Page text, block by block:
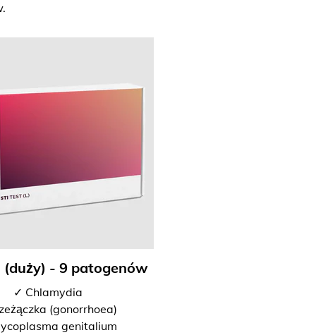
(duży) - 9 patogenów
✓ Chlamydia
(gonorrhoea)
genitalium